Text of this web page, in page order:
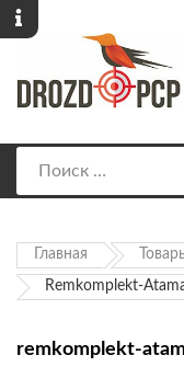
Главная
Remkomplekt-
remkomplekt-